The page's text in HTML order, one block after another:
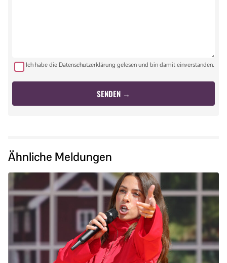
Ich habe die Datenschutzerklärung gelesen und bin damit einverstanden.
Ähnliche Meldungen